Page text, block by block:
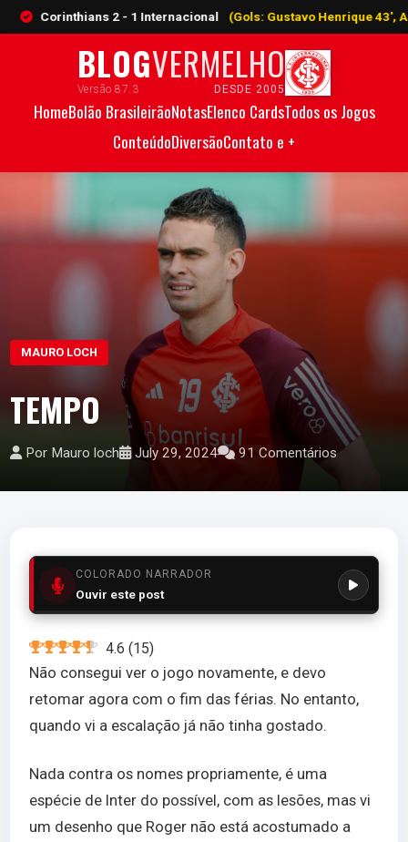
2 - 1 Internacional (Gols: Gustavo Henrique 43', A.
BLOGVERMELHO
Versão 87.3 DESDE 2005
HomeBolão BrasileirãoNotasElenco CardsTodos os Jogos
ConteúdoDiversãoContato e +
MAURO LOCH
TEMPO
Por Mauro loch July 29, 2024 91 Comentários
COLORADO NARRADOR
Ouvir este post
4.6 (15)
Não consegui ver o jogo novamente, e devo
retomar agora com o fim das férias. No entanto,
quando vi a escalação já não tinha gostado.
Nada contra os nomes propriamente, é uma
espécie de Inter do possível, com as lesões, mas vi
um desenho que Roger não está acostumado a